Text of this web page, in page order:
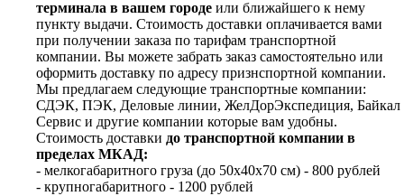
терминала в вашем городе или ближайшего к нему
пункту выдачи. Стоимость доставки оплачивается вами
при получении заказа по тарифам транспортной
компании. Вы можете забрать заказ самостоятельно или
оформить доставку по адресу признспортной компании.
Мы предлагаем следующие транспортные компании:
СДЭК, ПЭК, Деловые линии, ЖелДорЭкспедиция, Байкал
Сервис и другие компании которые вам удобны.
Стоимость доставки до транспортной компании в
пределах МКАД:
- мелкогабаритного груза (до 50х40х70 см) - 800 рублей
- крупногабаритного - 1200 рублей